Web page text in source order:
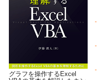
グラフを操作するExcel